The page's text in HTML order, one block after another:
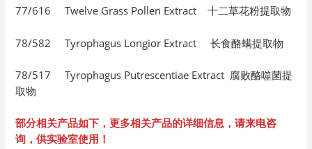
77/616 Twelve Grass Pollen Extract 十二草花粉提取物
78/582 Tyrophagus Longior Extract 长食酪螨提取物
78/517 Tyrophagus Putrescentiae Extract 腐败酪噬菌提
取物
部分相关产品如下，更多相关产品的详细信息，请来电咨
询，供实验室使用！